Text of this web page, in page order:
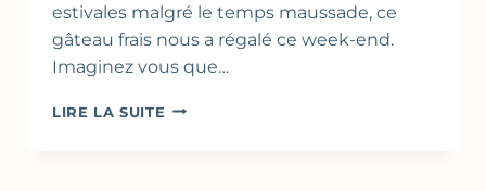
estivales malgré le temps maussade, ce
gâteau frais nous a régalé ce week-end.
Imaginez vous que…
LIRE LA SUITE GÂTEAU